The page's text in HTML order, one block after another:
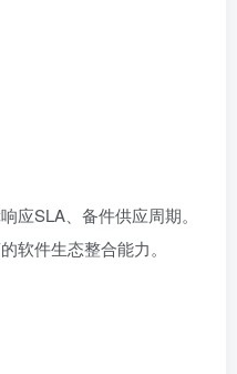
应SLA、备件供应周期。
软件生态整合能力。